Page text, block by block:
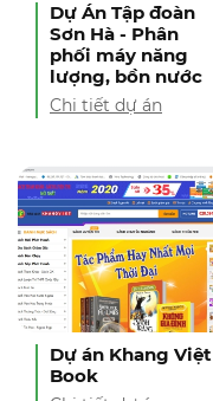
Dự Án Tập đoàn
Sơn Hà - Phân
phối máy năng
lượng, bồn nước
Chi tiết dự án
Dự án Khang Việt
Book